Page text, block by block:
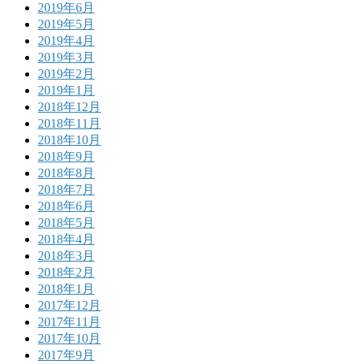
2019年6月
2019年5月
2019年4月
2019年3月
2019年2月
2019年1月
2018年12月
2018年11月
2018年10月
2018年9月
2018年8月
2018年7月
2018年6月
2018年5月
2018年4月
2018年3月
2018年2月
2018年1月
2017年12月
2017年11月
2017年10月
2017年9月